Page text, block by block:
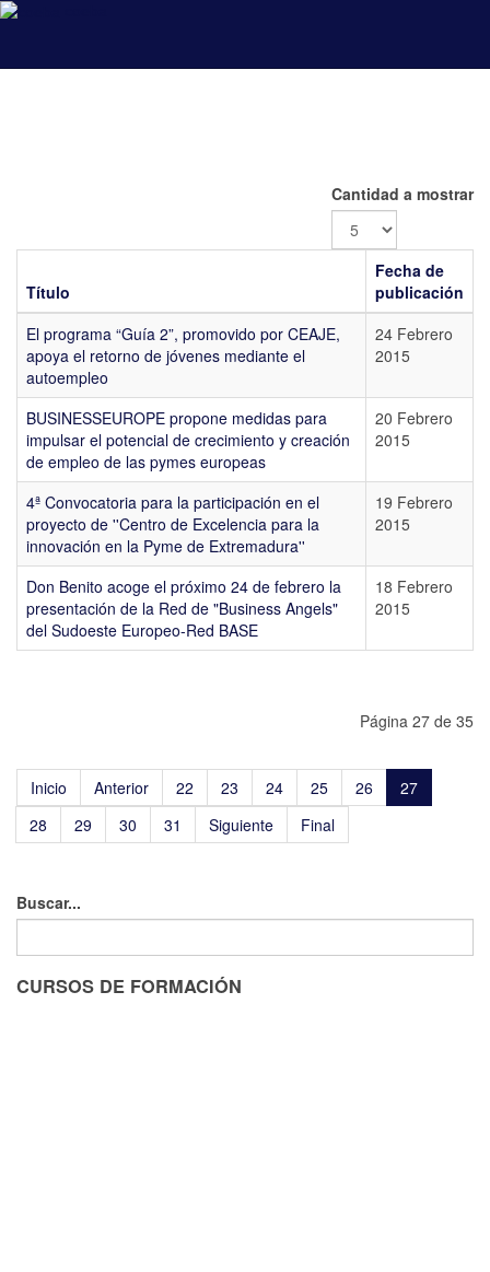
Cantidad a mostrar
Título
Fecha de
publicación
El programa “Guía 2”, promovido por CEAJE,
apoya el retorno de jóvenes mediante el
autoempleo
24 Febrero
2015
BUSINESSEUROPE propone medidas para
impulsar el potencial de crecimiento y creación
de empleo de las pymes europeas
20 Febrero
2015
4ª Convocatoria para la participación en el
proyecto de ''Centro de Excelencia para la
innovación en la Pyme de Extremadura''
19 Febrero
2015
Don Benito acoge el próximo 24 de febrero la
presentación de la Red de "Business Angels"
del Sudoeste Europeo-Red BASE
18 Febrero
2015
Página 27 de 35
Inicio Anterior 22 23 24 25 26
27
28
29 30 31 Siguiente Final
Buscar...
CURSOS DE FORMACIÓN